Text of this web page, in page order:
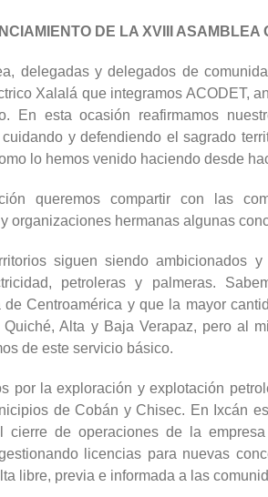
DE LA XVIII ASAMBLEA
delegadas y delegados de
Xalalá que integramos ACODET,
En esta ocasión reafirmamos
y defendiendo el sagrado
lo hemos venido haciendo desde
queremos compartir con las
organizaciones hermanas algunas
siguen siendo ambicionados y
petroleras y palmeras.
de Centroamérica y que la mayor
Quiché, Alta y Baja Verapaz, pero al
de este servicio básico.
por la exploración y explotación
de Cobán y Chisec. En Ixcán
cierre de operaciones de la
licencias para nuevas
libre, previa e informada a las